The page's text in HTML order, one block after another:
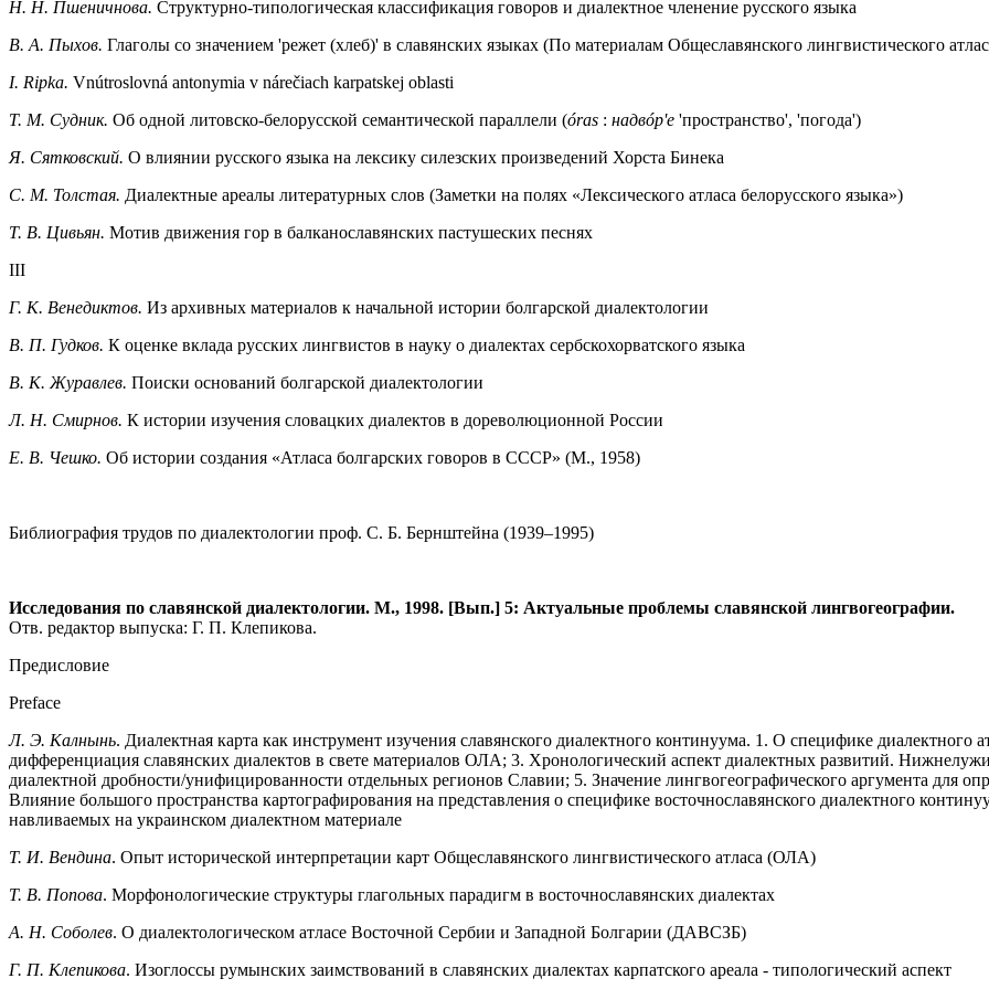
Η. Н. Пшеничнова. Структурно-типологическая классификация говоров и диалектное членение русского языка
B. А. Пыхов. Глаголы со значением 'режет (хлеб)' в славянских языках (По материалам Общеславянского лингвистического
I. Ripka. Vnútroslovná antonymia v nárečiach karpatskej oblasti
T. M. Судник. Об одной литовско-белорусской семантической параллели (óras : надвóр'е 'пространство', 'погода')
Я. Сятковский. О влиянии русского языка на лексику силезских произведений Хорста Бинека
C. М. Толстая. Диалектные ареалы литературных слов (Заметки на полях «Лексического атласа белорусского языка»)
Т. В. Цивьян. Мотив движения гор в балканославянских пастушеских песнях
III
Г. К. Венедиктов. Из архивных материалов к начальной истории болгарской диалектологии
В. П. Гудков. К оценке вклада русских лингвистов в науку о диалектах сербскохорватского языка
В. К. Журавлев. Поиски оснований болгарской диалектологии
Л. Н. Смирнов. К истории изучения словацких диалектов в дореволюционной России
Е. В. Чешко. Об истории создания «Атласа болгарских говоров в СССР» (М., 1958)
Библиография трудов по диалектологии проф. С. Б. Бернштейна (1939–1995)
Исследования по славянской диалектологии. М., 1998. [Вып.] 5: Актуальные проблемы славянской лингвогеографии.
Отв. редактор выпуска: Г. П. Клепикова.
Предисловие
Preface
Л. Э. Калнынь. Диалектная карта как инструмент изучения сла­вянского диалектного континуума. 1. О специфике диа­лектного
дифференциация славянских диалектов в свете материалов ОЛА; 3. Хронологический аспект диа­лектных развитий.
диалектной дробности/уни­фицированности отдельных регионов Славии; 5. Значение лингвогеографического аргумента для
Влияние большого пространства картографирования на представления о специфике восточнославянского диалектного
навливаемых на украинском диалектном материале
Т. И. Вендина. Опыт исторической интерпретации карт Обще­славянского лингвистического атласа (ОЛА)
Т. В. Попова. Морфонологические структуры глагольных па­радигм в восточнославянских диалектах
А. Н. Соболев. О диалектологическом атласе Восточной Сербии и Западной Болгарии (ДАВСЗБ)
Г. П. Клепикова. Изоглоссы румынских заимствований в сла­вянских диалектах карпатского ареала - типологический аспект